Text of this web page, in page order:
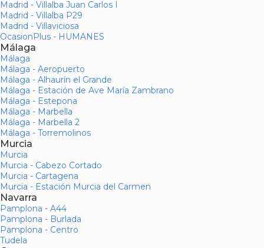
Madrid - Villalba Juan Carlos I
Madrid - Villalba P29
Madrid - Villaviciosa
OcasionPlus - HUMANES
Málaga
Málaga
Málaga - Aeropuerto
Málaga - Alhaurín el Grande
Málaga - Estación de Ave María Zambrano
Málaga - Estepona
Málaga - Marbella
Málaga - Marbella 2
Málaga - Torremolinos
Murcia
Murcia
Murcia - Cabezo Cortado
Murcia - Cartagena
Murcia - Estación Murcia del Carmen
Navarra
Pamplona - A44
Pamplona - Burlada
Pamplona - Centro
Tudela